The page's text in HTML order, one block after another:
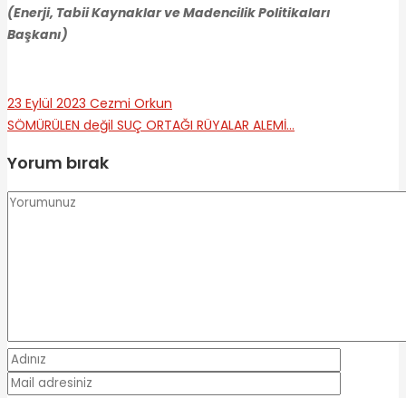
(Enerji, Tabii Kaynaklar ve Madencilik Politikaları
Başkanı)
23 Eylül 2023 Cezmi Orkun
SÖMÜRÜLEN değil SUÇ ORTAĞI RÜYALAR ALEMİ…
Yorum bırak